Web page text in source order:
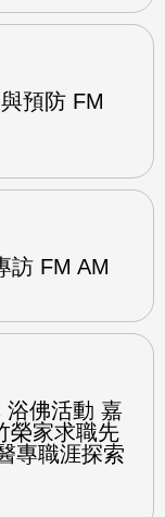
預防 FM
訪 FM AM
浴佛活動 嘉
榮家求職先
專職涯探索